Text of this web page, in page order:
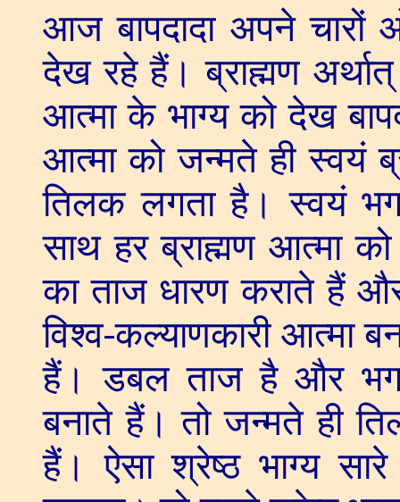
आज बापदादा अपने
देख रहे हैं। ब्राह्मण
आत्मा के भाग्य को देख
आत्मा को जन्मते ही स्वयं
तिलक लगता है। स्वयं
साथ हर ब्राह्मण आत्मा को
का ताज धारण कराते हैं
विश्व-कल्याणकारी आत्मा
हैं। डबल ताज है और
बनाते हैं। तो जन्मते ही
हैं। ऐसा श्रेष्ठ भाग्य